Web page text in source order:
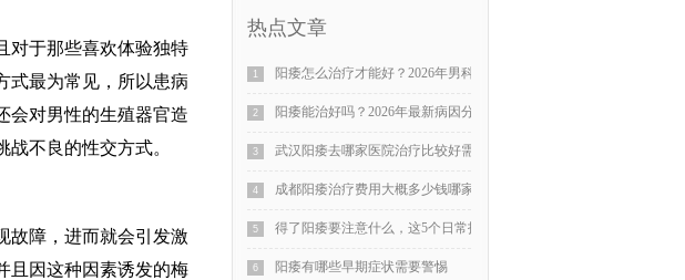
对于那些喜欢体验独特
式最为常见，所以患病
会对男性的生殖器官造
不良的性交方式。
故障，进而就会引发激
且因这种因素诱发的梅
热点文章
1 阳痿怎么治疗才能好？2026年男科医生解读常见原因与恢复方法
2 阳痿能治好吗？2026年最新病因分析与科学治疗方法详解
3 武汉阳痿去哪家医院治疗比较好需要多少钱
4 成都阳痿治疗费用大概多少钱哪家医院比较好
5 得了阳痿要注意什么，这5个日常护理建议值得收藏
6 阳痿有哪些早期症状需要警惕